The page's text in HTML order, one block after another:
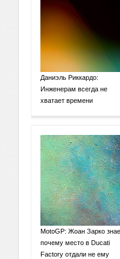
Даниэль Риккардо:
Инженерам всегда не
хватает времени
MotoGP: Жоан Зарко
почему место в Ducati
Factory отдали не ему